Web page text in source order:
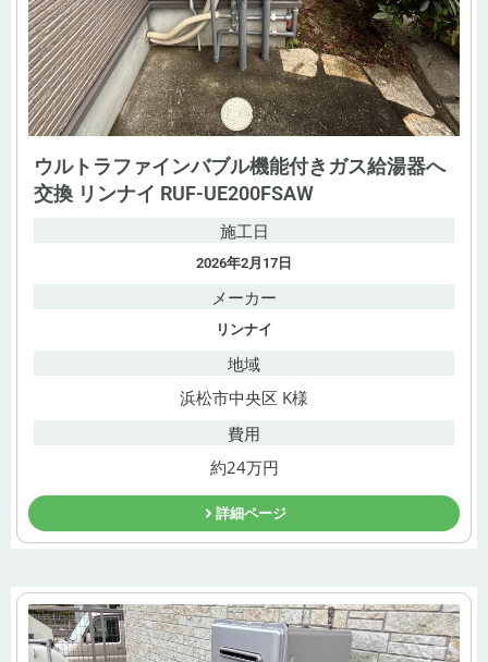
ウルトラファインバブル機能付きガス給湯器へ
交換 リンナイ RUF-UE200FSAW
施工日
2026年2月17日
メーカー
リンナイ
地域
浜松市中央区 K様
費用
約24万円
詳細ページ